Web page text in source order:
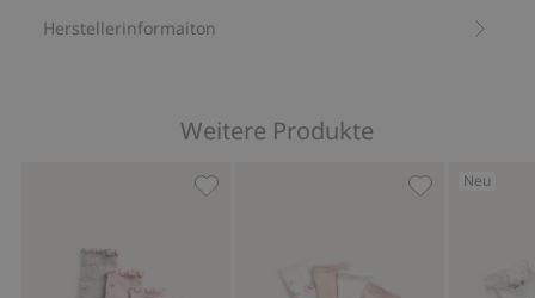
Herstellerinformaiton
Weitere Produkte
Neu